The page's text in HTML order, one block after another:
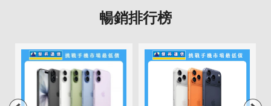
暢銷排行榜